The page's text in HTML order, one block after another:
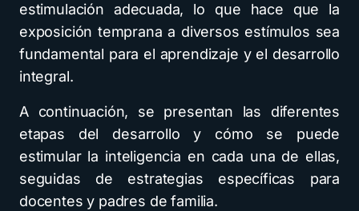
estimulación adecuada, lo que hace que la
exposición temprana a diversos estímulos sea
fundamental para el aprendizaje y el desarrollo
integral.
A continuación, se presentan las diferentes
etapas del desarrollo y cómo se puede
estimular la inteligencia en cada una de ellas,
seguidas de estrategias específicas para
docentes y padres de familia.